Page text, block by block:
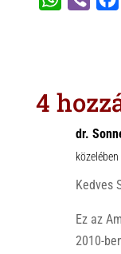
A
4
dr.
közelében
Kedves
Ez az
2010-